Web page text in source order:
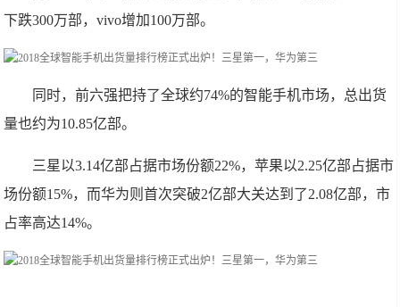
下跌300万部，vivo增加100万部。
同时，前六强把持了全球约74%的智能手机市场，总出货
量也约为10.85亿部。
三星以3.14亿部占据市场份额22%，苹果以2.25亿部占据市
场份额15%，而华为则首次突破2亿部大关达到了2.08亿部，市
占率高达14%。